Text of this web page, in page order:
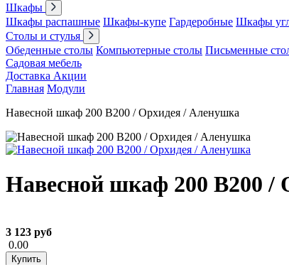
Шкафы
Шкафы распашные Шкафы-купе Гардеробные Шкафы
Столы и стулья
Обеденные столы Компьютерные столы Письменные
Садовая мебель
Доставка Акции
Главная Модули
Навесной шкаф 200 В200 / Орхидея / Аленушка
Навесной шкаф 200 В200 /
3 123 руб
0.00
Купить